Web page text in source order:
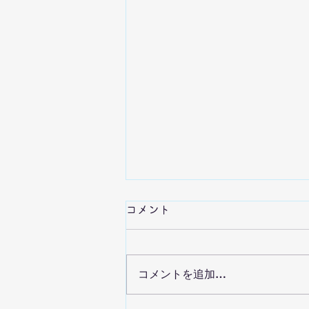
離婚の子どもへの影響：目次
とめました。 各ページ、３分く
らいで読める分量にしてありま
コメント
コメントを追加…